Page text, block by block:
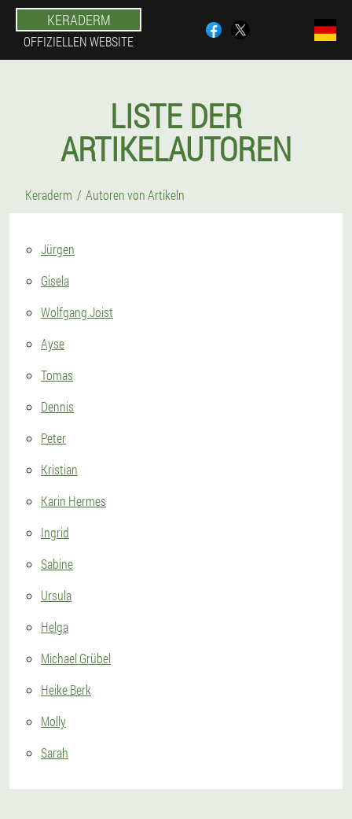
KERADERM
OFFIZIELLEN WEBSITE
LISTE DER
ARTIKELAUTOREN
Keraderm Autoren von Artikeln
Jürgen
Gisela
Wolfgang Joist
Ayse
Tomas
Dennis
Peter
Kristian
Karin Hermes
Ingrid
Sabine
Ursula
Helga
Michael Grübel
Heike Berk
Molly
Sarah